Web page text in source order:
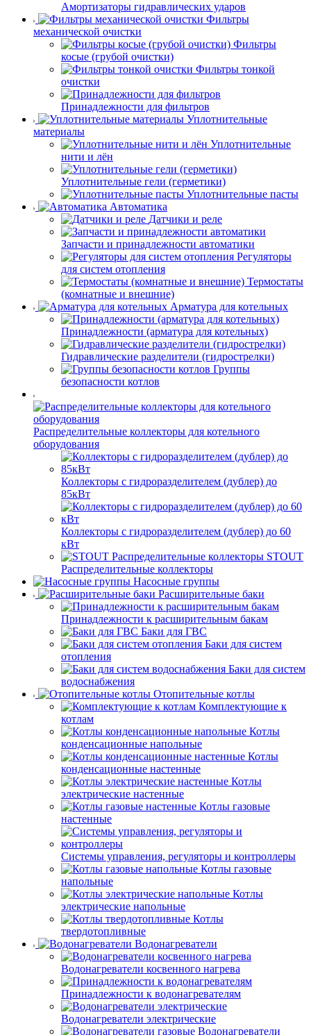
Амортизаторы гидравлических ударов
Фильтры
механической очистки
Фильтры
косые (грубой очистки)
Фильтры тонкой
очистки
Принадлежности для фильтров
Уплотнительные
материалы
Уплотнительные
нити и лён
Уплотнительные гели (герметики)
Уплотнительные пасты
Автоматика
Датчики и реле
Запчасти и принадлежности автоматики
Регуляторы
для систем отопления
Термостаты
(комнатные и внешние)
Арматура для котельных
Принадлежности (арматура для котельных)
Гидравлические разделители (гидрострелки)
Группы
безопасности котлов
Распределительные коллекторы для котельного
оборудования
Коллекторы с гидроразделителем (дублер) до
85кВт
Коллекторы с гидроразделителем (дублер) до 60
кВт
STOUT
Распределительные коллекторы
Насосные группы
Расширительные баки
Принадлежности к расширительным бакам
Баки для ГВС
Баки для систем
отопления
Баки для систем
водоснабжения
Отопительные котлы
Комплектующие к
котлам
Котлы
конденсационные напольные
Котлы
конденсационные настенные
Котлы
электрические настенные
Котлы газовые
настенные
Системы управления, регуляторы и контроллеры
Котлы газовые
напольные
Котлы
электрические напольные
Котлы
твердотопливные
Водонагреватели
Водонагреватели косвенного нагрева
Принадлежности к водонагревателям
Водонагреватели электрические
Водонагреватели